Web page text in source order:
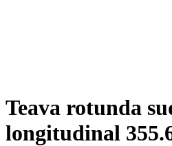
Teava rotunda
longitudinal